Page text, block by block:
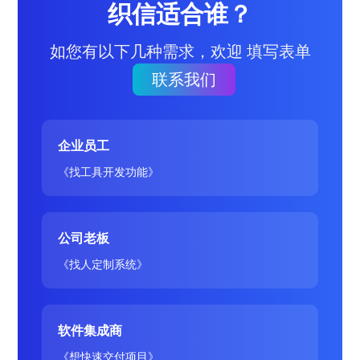
织信适合谁？
如您有以下几种需求，欢迎 填写表单
联系我们
企业员工
《找工具开发功能》
公司老板
《找人定制系统》
软件集成商
《想快速交付项目》